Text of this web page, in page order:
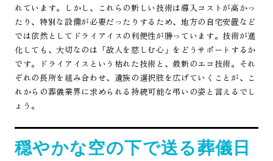
れています。しかし、これらの新しい技術は導入コストが高かっ
たり、特別な設備が必要だったりするため、地方の自宅安置など
では依然としてドライアイスの利便性が勝っています。技術が進
化しても、大切なのは「故人を慈しむ心」をどうサポートするか
です。ドライアイスという枯れた技術と、最新のエコ技術。それ
ぞれの長所を組み合わせ、遺族の選択肢を広げていくことが、こ
れからの葬儀業界に求められる持続可能な弔いの姿と言えるでし
ょう。
穏やかな空の下で送る葬儀日